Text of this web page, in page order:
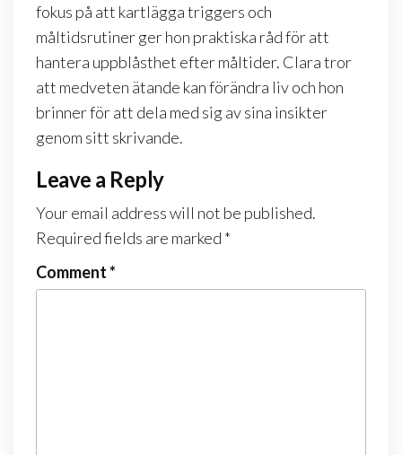
fokus på att kartlägga triggers och
måltidsrutiner ger hon praktiska råd för att
hantera uppblåsthet efter måltider. Clara tror
att medveten ätande kan förändra liv och hon
brinner för att dela med sig av sina insikter
genom sitt skrivande.
Leave a Reply
Your email address will not be published.
Required fields are marked *
Comment*